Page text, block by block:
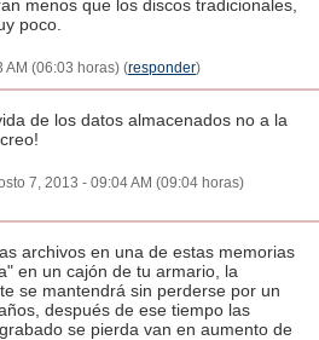
menos que los discos tradicionales,
poco.
AM (06:03 horas) (responder)
de los datos almacenados no a la
7, 2013 - 09:04 AM (09:04 horas)
archivos en una de estas memorias
en un cajón de tu armario, la
se mantendrá sin perderse por un
después de ese tiempo las
se pierda van en aumento de